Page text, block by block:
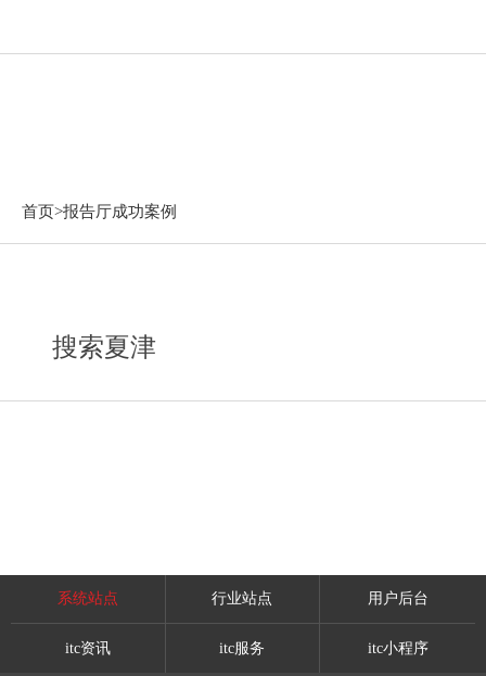
首页>报告厅成功案例
搜索夏津
系统站点 行业站点 用户后台
itc资讯 itc服务 itc小程序